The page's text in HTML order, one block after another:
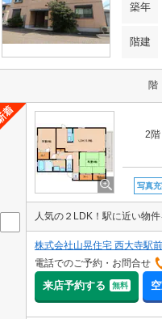
築年
階建
階
2階
写真
人気の２LDK！駅に近い物
株式会社山晃住宅 西大寺駅
電話でのご予約・お問合せ
来店予約する 無料